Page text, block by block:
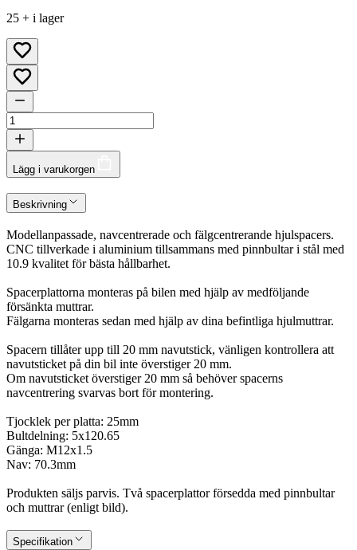
25 + i lager
Lägg i varukorgen
Beskrivning
Modellanpassade, navcentrerade och fälgcentrerande hjulspacers.
CNC tillverkade i aluminium tillsammans med pinnbultar i stål med
10.9 kvalitet för bästa hållbarhet.
Spacerplattorna monteras på bilen med hjälp av medföljande
försänkta muttrar.
Fälgarna monteras sedan med hjälp av dina befintliga hjulmuttrar.
Spacern tillåter upp till 20 mm navutstick, vänligen kontrollera att
navutsticket på din bil inte överstiger 20 mm.
Om navutsticket överstiger 20 mm så behöver spacerns
navcentrering svarvas bort för montering.
Tjocklek per platta: 25mm
Bultdelning: 5x120.65
Gänga: M12x1.5
Nav: 70.3mm
Produkten säljs parvis. Två spacerplattor försedda med pinnbultar
och muttrar (enligt bild).
Specifikation